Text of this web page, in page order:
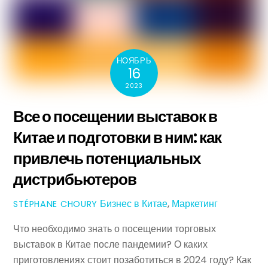
НОЯБРЬ
16
2023
Все о посещении выставок в
Китае и подготовки в ним: как
привлечь потенциальных
дистрибьютеров
STÉPHANE CHOURY Бизнес в Китае, Маркетинг
Что необходимо знать о посещении торговых
выставок в Китае после пандемии? О каких
приготовлениях стоит позаботиться в 2024 году? Как